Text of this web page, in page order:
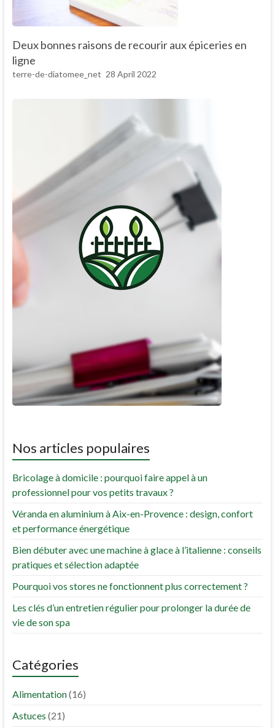
Deux bonnes raisons de recourir aux épiceries en
ligne
terre-de-diatomee_net 28 April 2022
Nos articles populaires
Bricolage à domicile : pourquoi faire appel à un
professionnel pour vos petits travaux ?
Véranda en aluminium à Aix-en-Provence : design, confort
et performance énergétique
Bien débuter avec une machine à glace à l’italienne : conseils
pratiques et sélection adaptée
Pourquoi vos stores ne fonctionnent plus correctement ?
Les clés d’un entretien régulier pour prolonger la durée de
vie de son spa
Catégories
Alimentation(16)
Astuces (21)